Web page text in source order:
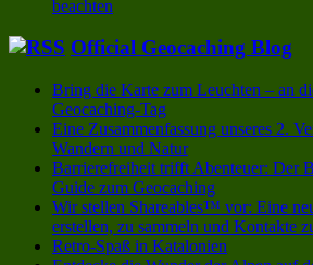
beachten
Official Geocaching Blog
Bring die Karte zum Leuchten – an
Geocaching-Tag
Eine Zusammenfassung unseres 2.
Wandern und Natur
Barrierefreiheit trifft Abenteuer: Der
Guide zum Geocaching
Wir stellen Shareables™ vor: Eine
erstellen, zu sammeln und Kontakte
Retro-Spaß in Katalonien